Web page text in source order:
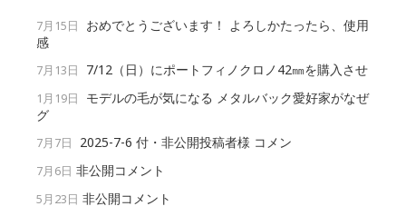
7月15日
おめでとうございます！ よろしかたったら、使用
感
7月13日 7/12（日）にポートフィノクロノ42㎜を購入させ
1月19日
モデルの毛が気になる メタルバック愛好家がなぜ
グ
7月7日 2025-7-6 付・非公開投稿者様 コメン
7月6日 非公開コメント
5月23日 非公開コメント